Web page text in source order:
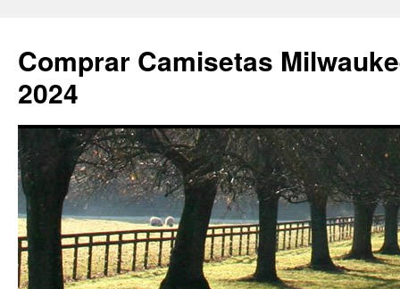
Comprar Camisetas
2024